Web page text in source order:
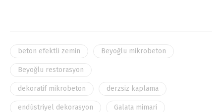
beton efektli zemin Beyoğlu mikrobeton
Beyoğlu restorasyon
dekoratif mikrobeton derzsiz kaplama
endüstriyel dekorasyon Galata mimari